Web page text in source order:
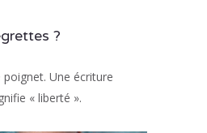
?
poignet. Une écriture
« liberté ».